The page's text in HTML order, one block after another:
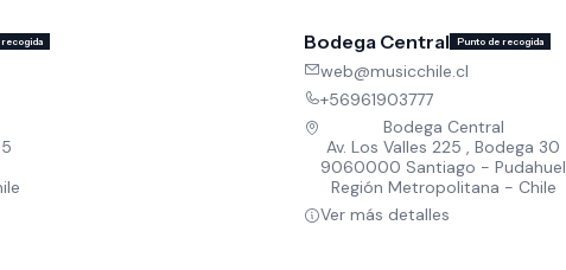
Bodega Central Punto de recogida
web@musicchile.cl
+56961903777
Bodega Central
Av. Los Valles 225 , Bodega 30
9060000 Santiago - Pudahuel
Región Metropolitana - Chile
Ver más detalles